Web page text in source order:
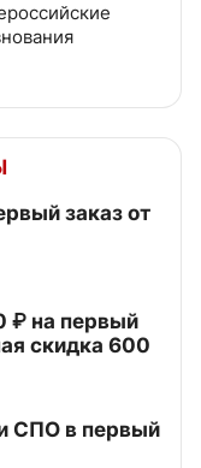
заказ от
₽ на первый
скидка 600
СПО в первый